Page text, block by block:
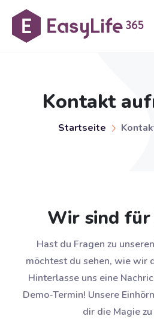
Kontakt
Startseite
Wir sind für
Hast du Fragen zu
möchtest du sehen, wie wir
Hinterlasse uns eine
Demo-Termin! Unsere
dir die Magie